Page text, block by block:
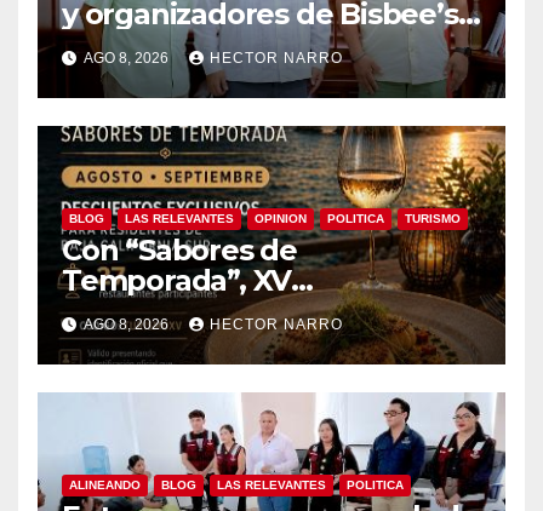
y organizadores de Bisbee’s
coordinan acciones para
edición 2026
AGO 8, 2026 HECTOR NARRO
BLOG LAS RELEVANTES OPINION POLITICA TURISMO
Con “Sabores de
Temporada”, XV
Ayuntamiento de Los Cabos
y Canirac impulsan consumo
local con beneficios para
residentes de BCS
AGO 8, 2026 HECTOR NARRO
ALINEANDO BLOG LAS RELEVANTES POLITICA